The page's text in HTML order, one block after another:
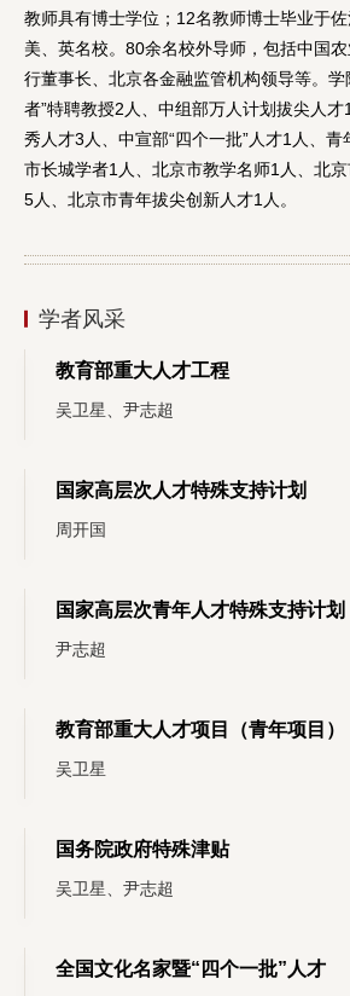
教师具有博士学位；12名教师博士毕业于
美、英名校。80余名校外导师，包括中国
行董事长、北京各金融监管机构领导等。学
者”特聘教授2人、中组部万人计划拔尖人
秀人才3人、中宣部“四个一批”人才1人、
市长城学者1人、北京市教学名师1人、北
5人、北京市青年拔尖创新人才1人。
学者风采
教育部重大人才工程
吴卫星、尹志超
国家高层次人才特殊支持计划
周开国
国家高层次青年人才特殊支持计划
尹志超
教育部重大人才项目（青年项目）
吴卫星
国务院政府特殊津贴
吴卫星、尹志超
全国文化名家暨“四个一批”人才